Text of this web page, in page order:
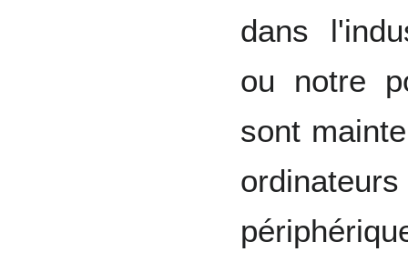
dans
ou notre
sont